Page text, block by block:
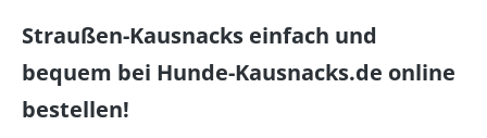
Straußen-Kausnacks einfach und
bequem bei Hunde-Kausnacks.de online
bestellen!